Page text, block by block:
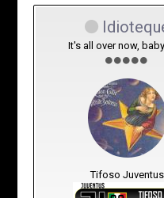
It's all over now,
Tifoso Juventus